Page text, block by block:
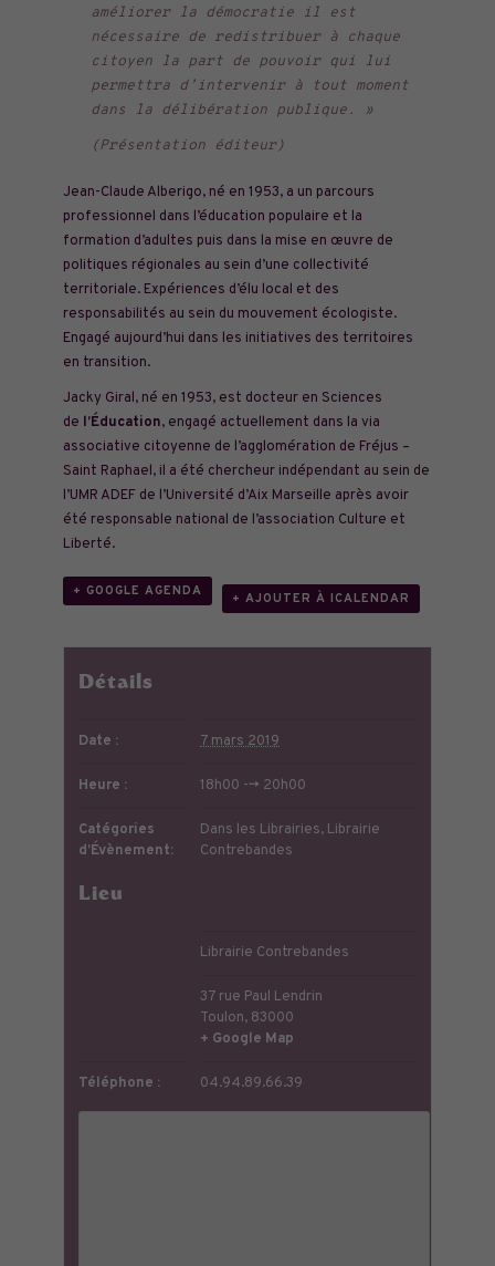
améliorer la démocratie il est
nécessaire de redistribuer à chaque
citoyen la part de pouvoir qui lui
permettra d’intervenir à tout moment
dans la délibération publique. »
(Présentation éditeur)
Jean-Claude Alberigo, né en 1953, a un parcours
professionnel dans l’éducation populaire et la
formation d’adultes puis dans la mise en œuvre de
politiques régionales au sein d’une collectivité
territoriale. Expériences d’élu local et des
responsabilités au sein du mouvement écologiste.
Engagé aujourd’hui dans les initiatives des territoires
en transition.
Jacky Giral, né en 1953, est docteur en Sciences
de l’Éducation, engagé actuellement dans la via
associative citoyenne de l’agglomération de Fréjus –
Saint Raphael, il a été chercheur indépendant au sein de
l’UMR ADEF de l’Université d’Aix Marseille après avoir
été responsable national de l’association Culture et
Liberté.
+ GOOGLE AGENDA
+ AJOUTER À ICALENDAR
Détails
Date : 7 mars 2019
Heure : 18h00 --> 20h00
Catégories
d’Évènement:
Dans les Librairies, Librairie
Contrebandes
Lieu
Librairie Contrebandes
37 rue Paul Lendrin
Toulon, 83000
+ Google Map
Téléphone : 04.94.89.66.39